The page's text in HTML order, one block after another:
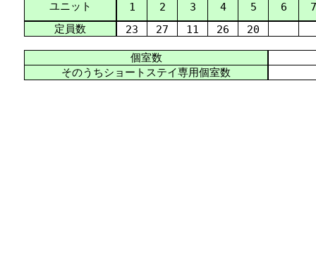
ユニット 1 2 3 4 5 6
7
定員数
23 27 11 26 20
個室数
そのうちショートステイ専用個室数